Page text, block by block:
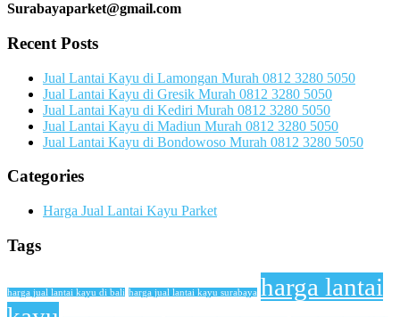
Surabayaparket@gmail.com
Recent Posts
Jual Lantai Kayu di Lamongan Murah 0812 3280 5050
Jual Lantai Kayu di Gresik Murah 0812 3280 5050
Jual Lantai Kayu di Kediri Murah 0812 3280 5050
Jual Lantai Kayu di Madiun Murah 0812 3280 5050
Jual Lantai Kayu di Bondowoso Murah 0812 3280 5050
Categories
Harga Jual Lantai Kayu Parket
Tags
harga jual lantai kayu di bali harga jual lantai kayu surabaya harga lantai